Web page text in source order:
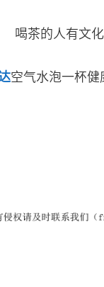
空气水泡一杯